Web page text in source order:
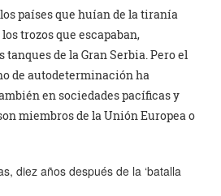
países que huían de la tiranía
trozos que escapaban,
tanques de la Gran Serbia. Pero el
de autodeterminación ha
en sociedades pacíficas y
miembros de la Unión Europea o
diez años después de la ‘batalla